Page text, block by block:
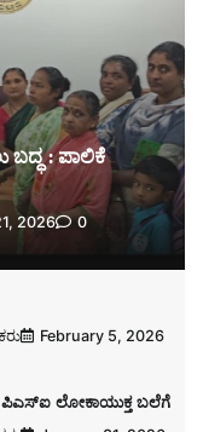
ಬದ್ಧ : ಪಾಲಿಕೆ
2026 0
February 5, 2026
ಪಿಎಸ್ಐ ಲೋಕಾಯುಕ್ತ ಬಲೆಗೆ